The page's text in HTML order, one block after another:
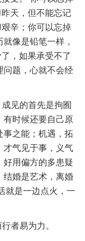
天，但不能忘记
辛；你可以忘掉
像是铅笔一样，
，如果承受不了
问题，心就不会经
见的首先是拘囿
有时候还要自己原
事之能；机遇，拓
才气见于事，义气
好用偏方的多患疑
结婚是艺术，离婚
就是一边点火，一
者易为力。